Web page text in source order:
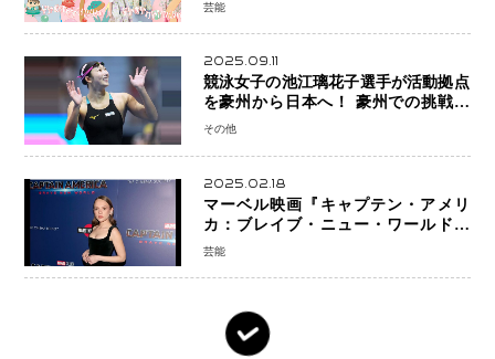
芸能
2025.09.11
競泳女子の池江璃花子選手が活動拠点
を豪州から日本へ！ 豪州での挑戦を
糧に、28年ロサンゼルス五輪へ再始動
その他
2025.02.18
マーベル映画『キャプテン・アメリ
カ：ブレイブ・ニュー・ワールド』
新ブラック・ウィドウ役のシラ・ハー
芸能